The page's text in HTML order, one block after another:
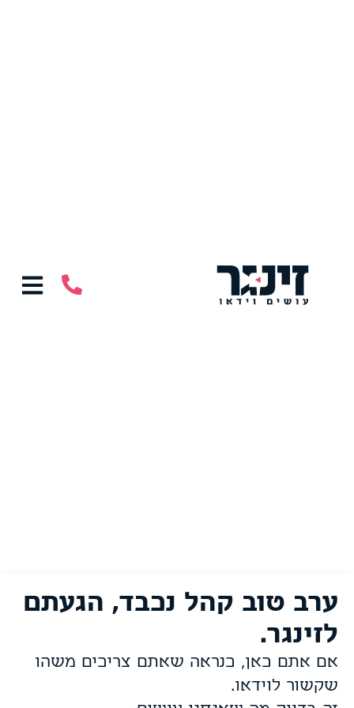
ערב טוב קהל נכבד, הגעתם
לזינגר.
אם אתם כאן, כנראה שאתם צריכים משהו
שקשור לוידאו.